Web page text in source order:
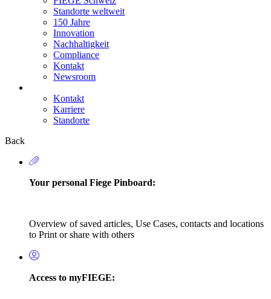
Standorte weltweit
150 Jahre
Innovation
Nachhaltigkeit
Compliance
Kontakt
Newsroom
Secondary
Navigation
Kontakt
Karriere
Standorte
Back
Your personal Fiege Pinboard:
Overview of saved articles, Use Cases, contacts and locations
to Print or share with others
Access to myFIEGE: